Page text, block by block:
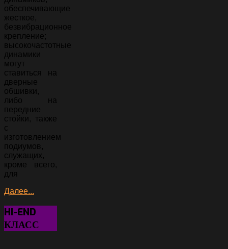
обеспечивающие
жесткое,
безвибрационное
крепление;
высокочастотные
динамики
могут
ставиться на
дверные
обшивки,
либо на
передние
стойки, также
с
изготовлением
подиумов,
служащих,
кроме всего,
для
Далее...
HI-END
КЛАСС